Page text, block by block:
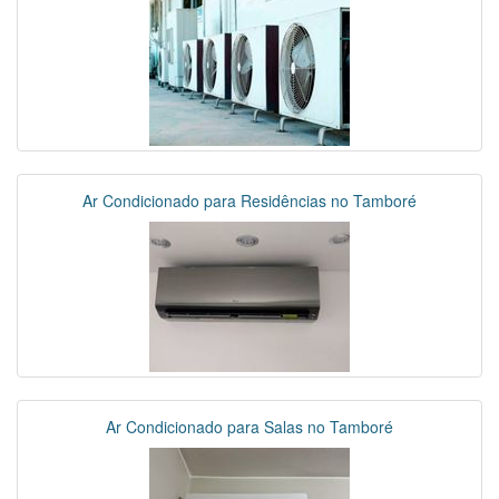
Ar Condicionado para Residências no Tamboré
Ar Condicionado para Salas no Tamboré